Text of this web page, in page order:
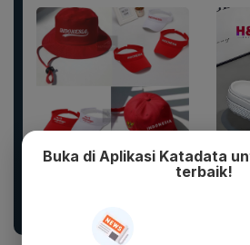
Topi 17 Agustus Hut RI
Buka di Aplikasi Katadata
terbaik!